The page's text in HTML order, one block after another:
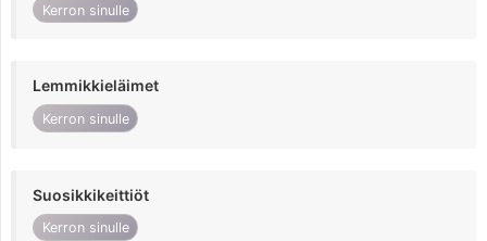
Kerron sinulle
Lemmikkieläimet
Kerron sinulle
Suosikkikeittiöt
Kerron sinulle